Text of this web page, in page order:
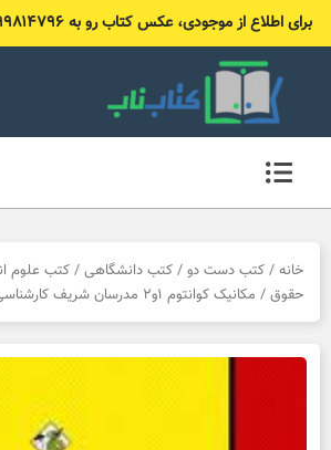
برای اطلاع از موجودی، عکس کتاب رو به ۰۹۱۹۹۸۱۴۷۹۶ (بله یا ایتا) بفرست
خانه / کتب دست دو / کتب دانشگاهی /کتب علوم
حقوق / مکانیک کوانتوم ۱و۲ مدرسان شریف کارشناسی ارشد